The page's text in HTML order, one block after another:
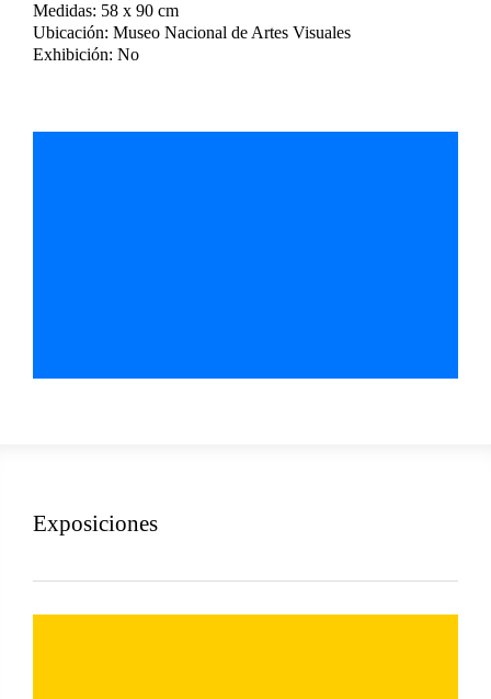
Medidas: 58 x 90 cm
Ubicación: Museo Nacional de Artes Visuales
Exhibición: No
Exposiciones